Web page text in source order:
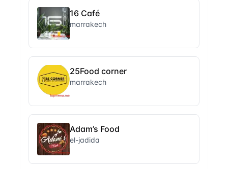
16 Café
marrakech
25Food corner
marrakech
Adam’s Food
el-jadida